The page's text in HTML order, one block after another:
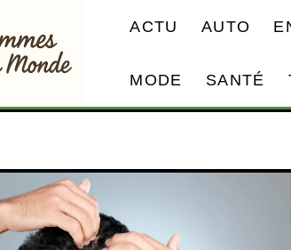
ACTU AUTO
MODE SANTÉ